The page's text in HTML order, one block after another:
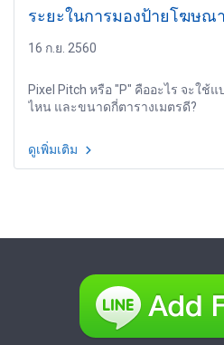
ระยะในการมองป้ายโฆษณา
16 ก.ย. 2560
Pixel Pitch หรือ "P" คืออะไร จะใช้
ไหน และขนาดกี่ตารางเมตรดี?
ดูเพิ่มเติม